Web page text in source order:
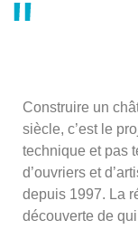
Construire un
siècle, c’est le
technique et pas
d’ouvriers et
depuis 1997. La
découverte de